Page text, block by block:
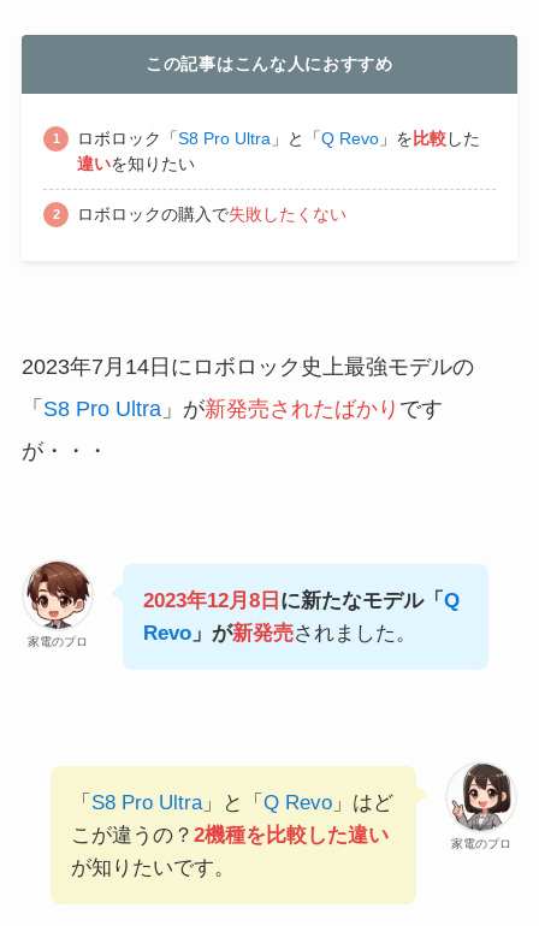
この記事はこんな人におすすめ
ロボロック「S8 Pro Ultra」と「Q Revo」を 比較した
違いを知りたい
ロボロックの購入で失敗したくない
2023年7月14日にロボロック史上最強モデルの
「 S8 Pro Ultra」が新発売されたばかり です
が・・・
家電のプロ
2023年12月8日 に新たなモデル「 Q
Revo」が新発売されました。
家電のプロ
「 S8 Pro Ultra」と「 Q Revo」はど
こが違うの？ 2機種を比較した違い
が知りたいです。